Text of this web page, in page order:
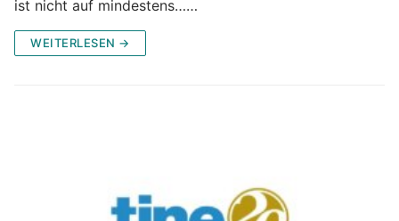
ist nicht auf mindestens……
WEITERLESEN →